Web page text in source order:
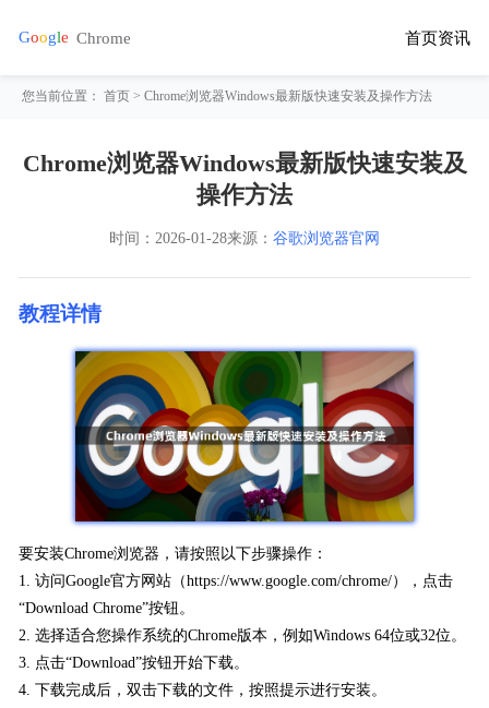
首页资讯
您当前位置：首页 > Chrome浏览器Windows最新版快速安装及操作方法
Chrome浏览器Windows最新版快速安装及
操作方法
时间： 2026-01-28来源： 谷歌浏览器官网
教程详情
要安装Chrome浏览器，请按照以下步骤操作：
1. 访问Google官方网站（https://www.google.com/chrome/），点击
“Download Chrome”按钮。
2. 选择适合您操作系统的Chrome版本，例如Windows 64位或32位。
3. 点击“Download”按钮开始下载。
4. 下载完成后，双击下载的文件，按照提示进行安装。